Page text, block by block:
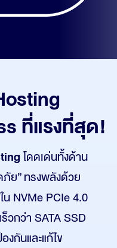
ที่แรงที่สุด!
โดดเด่นทั้งด้าน
ภัย” ทรงพลังด้วย
น NVMe PCIe 4.0
วกว่า SATA SSD
กันและแก้ไข